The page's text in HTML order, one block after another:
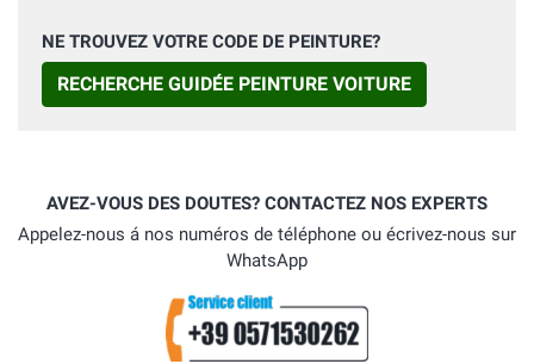
NE TROUVEZ VOTRE CODE DE PEINTURE?
RECHERCHE GUIDÉE PEINTURE VOITURE
AVEZ-VOUS DES DOUTES? CONTACTEZ NOS EXPERTS
Appelez-nous á nos numéros de téléphone ou écrivez-nous sur
WhatsApp